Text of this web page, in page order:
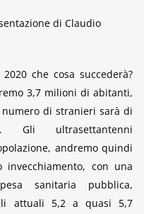
di Claudio
che cosa succederà?
3,7 milioni di abitanti,
di stranieri sarà di
ultrasettantenni
andremo quindi
con una
sanitaria pubblica,
attuali 5,2 a quasi 5,7